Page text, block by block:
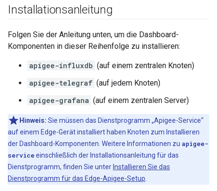
Installationsanleitung
Folgen Sie der Anleitung unten, um die Dashboard-
Komponenten in dieser Reihenfolge zu installieren:
apigee-influxdb (auf einem zentralen Knoten)
apigee-telegraf (auf jedem Knoten)
apigee-grafana (auf einem zentralen Server)
Hinweis: Sie müssen das Dienstprogramm „Apigee-Service“
auf einem Edge-Gerät installiert haben Knoten zum Installieren
der Dashboard-Komponenten. Weitere Informationen zu apigee-
serviceeinschließlich der Installationsanleitung für das
Dienstprogramm, finden Sie unter Installieren Sie das
Dienstprogramm für das Edge-Apigee-Setup